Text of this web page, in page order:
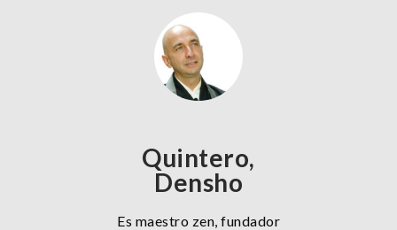
Quintero,
Densho
Es maestro zen, fundador